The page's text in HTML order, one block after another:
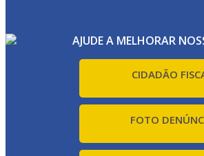
AJUDE A MELHORAR
CIDADÃO
FOTO